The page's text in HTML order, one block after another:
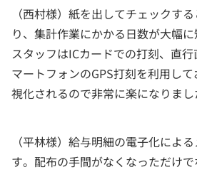
（西村様）紙を出してチェックす
り、集計作業にかかる日数が大幅
スタッフはICカードでの打刻、直
マートフォンのGPS打刻を利用し
視化されるので非常に楽になりまし
（平林様）給与明細の電子化によ
す。配布の手間がなくなっただけ